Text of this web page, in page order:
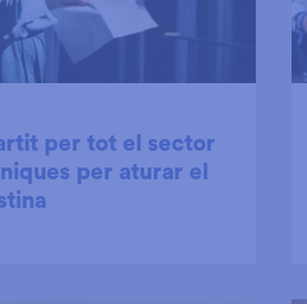
per tot el sector
per aturar el